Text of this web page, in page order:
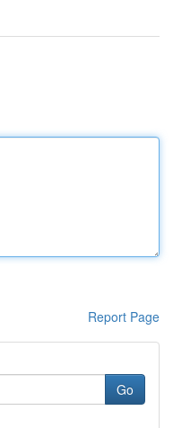
Report Page
Go